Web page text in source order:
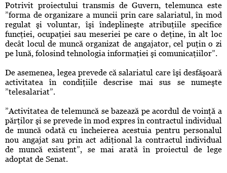
Potrivit proiectului transmis de Guvern, telemunca este
”forma de organizare a muncii prin care salariatul, în mod
regulat şi voluntar, îşi îndeplineşte atribuţiile specifice
funcţiei, ocupaţiei sau meseriei pe care o deţine, în alt loc
decât locul de muncă organizat de angajator, cel puţin o zi
pe lună, folosind tehnologia informaţiei şi comunicaţiilor”.
De asemenea, legea prevede că salariatul care îşi desfăşoară
activitatea în condiţiile descrise mai sus se numeşte
”telesalariat”.
”Activitatea de telemuncă se bazează pe acordul de voinţă a
părţilor şi se prevede în mod expres în contractul individual
de muncă odată cu încheierea acestuia pentru personalul
nou angajat sau prin act adiţional la contractul individual
de muncă existent”, se mai arată în proiectul de lege
adoptat de Senat.